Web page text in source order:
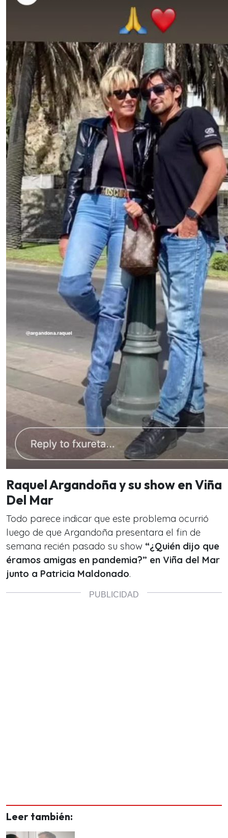
Raquel Argandoña y su show en Viña
Del Mar
Todo parece indicar que este problema ocurrió
luego de que Argandoña presentara el fin de
semana recién pasado su show “¿Quién dijo que
éramos amigas en pandemia?” en Viña del Mar
junto a Patricia Maldonado.
Leer también: